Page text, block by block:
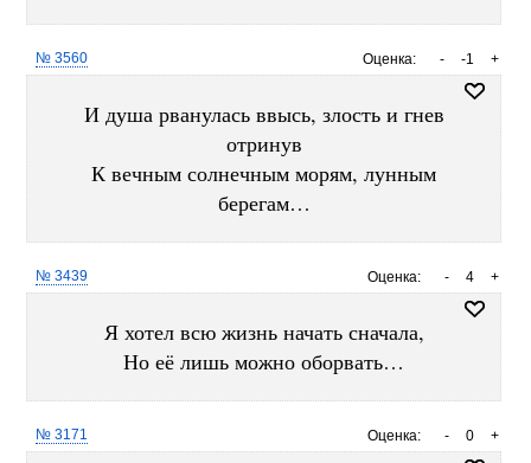
Оценка: +
-1
-
№ 3560
И душа рванулась ввысь, злость и гнев
отринув
К вечным солнечным морям, лунным
берегам…
Оценка: +
4
-
№ 3439
Я хотел всю жизнь начать сначала,
Но её лишь можно оборвать…
Оценка: +
0
-
№ 3171